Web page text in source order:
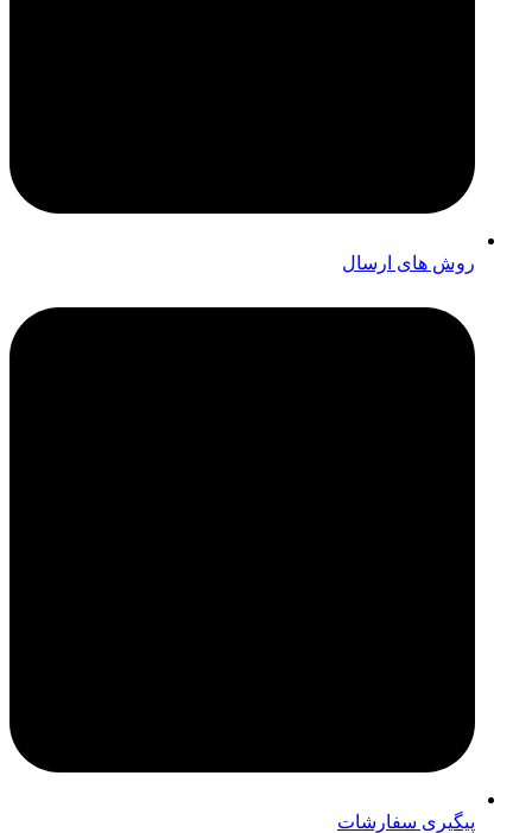
روش های ارسال
پیگیری سفارشات